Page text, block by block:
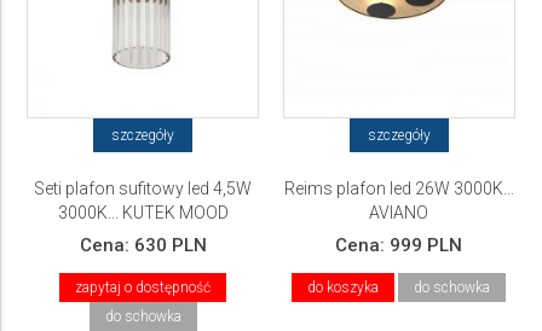
szczegóły
Seti plafon sufitowy led 4,5W
3000K... KUTEK MOOD
Cena: 630 PLN
zapytaj o dostępność
do schowka
szczegóły
Reims plafon led 26W 3000K...
AVIANO
Cena: 999 PLN
do koszyka do schowka